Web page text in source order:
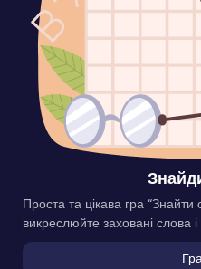
Проста та цікава гра
викреслюйте заховані слова